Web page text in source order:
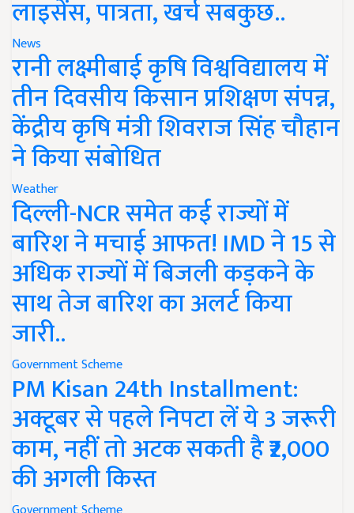
लाइसेंस, पात्रता, खर्च सबकुछ..
News
रानी लक्ष्मीबाई कृषि विश्वविद्यालय में
तीन दिवसीय किसान प्रशिक्षण संपन्न,
केंद्रीय कृषि मंत्री शिवराज सिंह चौहान
ने किया संबोधित
Weather
दिल्ली-NCR समेत कई राज्यों में
बारिश ने मचाई आफत! IMD ने 15 से
अधिक राज्यों में बिजली कड़कने के
साथ तेज बारिश का अलर्ट किया
जारी..
Government Scheme
PM Kisan 24th Installment:
अक्टूबर से पहले निपटा लें ये 3 जरूरी
काम, नहीं तो अटक सकती है ₹2,000
की अगली किस्त